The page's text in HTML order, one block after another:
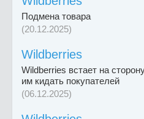
Подмена товара
(20.12.2025)
Wildberries
Wildberries встает на
им кидать покупателей
(06.12.2025)